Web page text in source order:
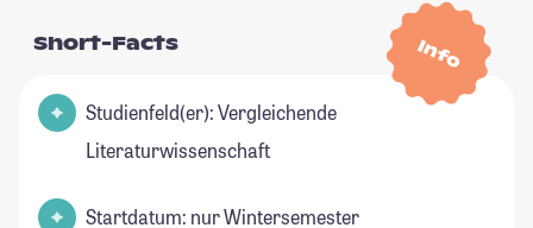
Info
Short-Facts
Studienfeld(er): Vergleichende
Literaturwissenschaft
Startdatum: nur Wintersemester